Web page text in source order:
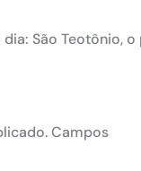
São Valentim de
dia: São Teotônio,
Campos